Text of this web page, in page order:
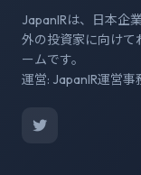
JapanIRは、日本企
外の投資家に向けて
ームです。
運営: JapanIR運営事